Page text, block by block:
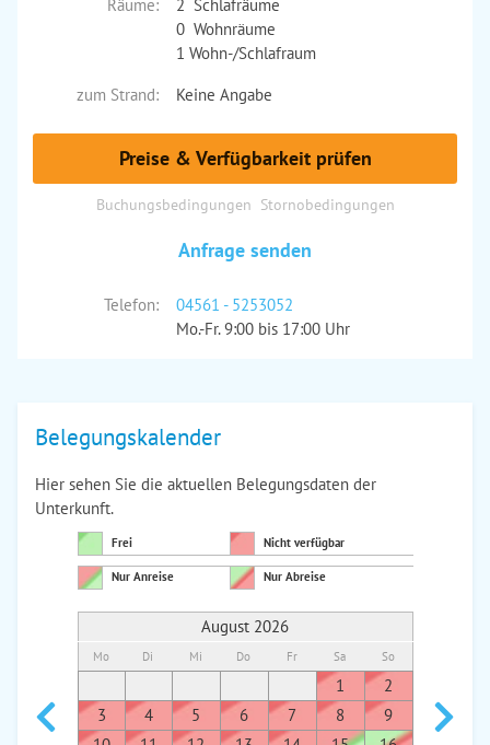
Räume:
2 Schlafräume
0 Wohnräume
1 Wohn-/Schlafraum
zum Strand:
Keine Angabe
Preise & Verfügbarkeit prüfen
Buchungsbedingungen Stornobedingungen
Anfrage senden
Telefon:
04561 - 5253052
Mo.-Fr. 9:00 bis 17:00 Uhr
Belegungskalender
Hier sehen Sie die aktuellen Belegungsdaten der
Unterkunft.
Frei Nicht verfügbar
Nur Anreise Nur Abreise
August 2026
Mo Di Mi Do Fr Sa So
1
2
3
4 5 6 7 8
9
7